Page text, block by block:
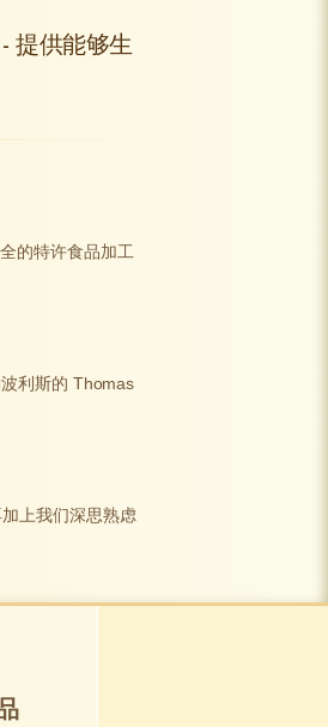
提供能够生
的特许食品加工
利斯的 Thomas
上我们深思熟虑